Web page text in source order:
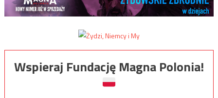
Wspieraj Fundację Magna Polonia!